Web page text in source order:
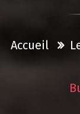
Accueil